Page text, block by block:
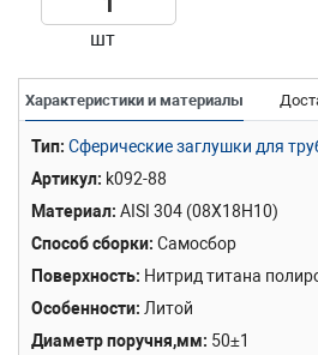
шт
Характеристики и материалы
Тип Сферические заглушки для
Артикул k092-88
Материал AISI 304 (08Х18Н10)
Способ сборки Самосбор
Поверхность Нитрид титана
Особенности Литой
Диаметр поручня,мм 50±1